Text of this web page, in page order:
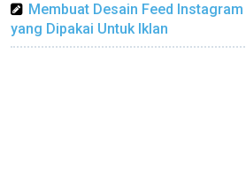
Membuat Desain Feed
yang Dipakai Untuk Iklan